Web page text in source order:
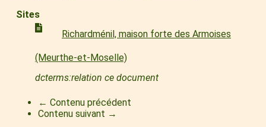
Sites
Richardménil, maison forte des Armoises
(Meurthe-et-Moselle)
dcterms:relation ce document
← Contenu précédent
Contenu suivant →